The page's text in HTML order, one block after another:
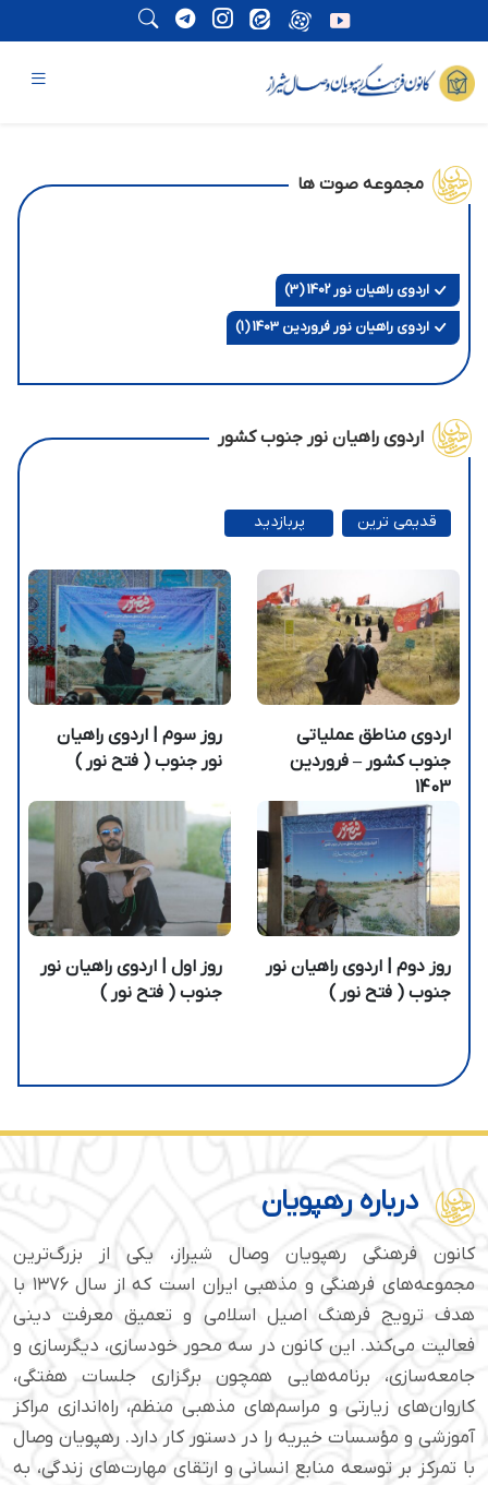
مجموعه صوت ها
اردوی راهیان نور 1402 (3)
اردوی راهیان نور فروردین 1403 (1)
اردوی راهیان نور جنوب کشور
پربازدید
قدیمی ترین
اردوي مناطق عملياتی
جنوب کشور – فروردین
1403
روز سوم | اردوی راهیان
نور جنوب ( فتح نور )
روز دوم | اردوی راهیان نور
جنوب ( فتح نور )
روز اول | اردوی راهیان نور
جنوب ( فتح نور )
درباره رهپویان
کانون فرهنگی رهپویان وصال شیراز، یکی از بزرگ‌ترین
مجموعه‌های فرهنگی و مذهبی ایران است که از سال ۱۳۷۶ با
هدف ترویج فرهنگ اصیل اسلامی و تعمیق معرفت دینی
فعالیت می‌کند. این کانون در سه محور خودسازی، دیگرسازی و
جامعه‌سازی، برنامه‌هایی همچون برگزاری جلسات هفتگی،
کاروان‌های زیارتی و مراسم‌های مذهبی منظم، راه‌اندازی مراکز
آموزشی و مؤسسات خیریه را در دستور کار دارد. رهپویان وصال
با تمرکز بر توسعه منابع انسانی و ارتقای مهارت‌های زندگی، به